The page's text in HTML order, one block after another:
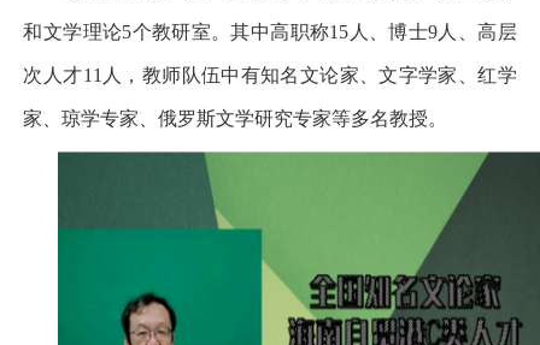
和文学理论5个教研室。其中高职称15 人、博士9 人、高层
次人才11 人，教师队伍中有知名文论家、文字学家、红学
家、琼学专家、俄罗斯文学研究专家等多名教授。